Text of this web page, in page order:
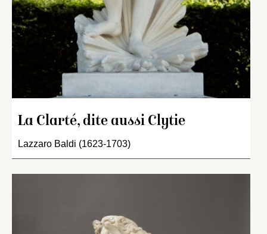
La Clarté, dite aussi Clytie
Lazzaro Baldi (1623-1703)